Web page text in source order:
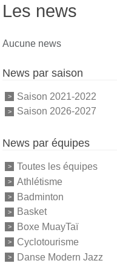
Les news
Aucune news
News par saison
Saison 2021-2022
Saison 2026-2027
News par équipes
Toutes les équipes
Athlétisme
Badminton
Basket
Boxe MuayTaï
Cyclotourisme
Danse Modern Jazz